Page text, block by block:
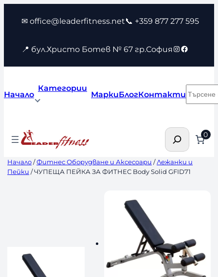
съдържанието
✉ office@leaderfitness.net📞 +359 877 277 595
📍 бул.Христо Ботев № 67 гр.София Instagram
Facebook
Начало
Категории
МаркиБлогКонтакти
Търсене 0
Начало/Фитнес Оборудване и Аксесоари /Лежанки и
Пейки / ЧУПЕЩА ПЕЙКА ЗА ФИТНЕС Body Solid GFID71